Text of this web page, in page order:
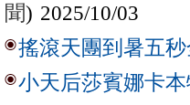
聞) 2025/10/03
搖滾天團到暑五
小天后莎賓娜卡本